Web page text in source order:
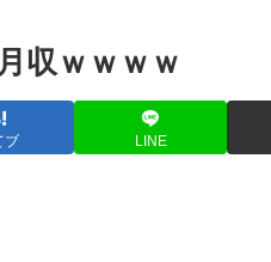
収ｗｗｗｗ
ブ LINE